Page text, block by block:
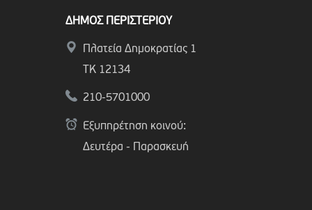
ΔΗΜΟΣ ΠΕΡΙΣΤΕΡΙΟΥ
Πλατεία Δημοκρατίας 1
ΤΚ 12134
210-5701000
Εξυπηρέτηση κοινού:
Δευτέρα - Παρασκευή